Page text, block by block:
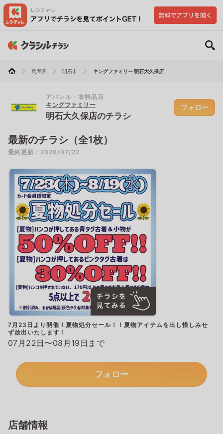
兵庫県 明石市 キングファミリー 明石大久保店
アパレル・衣料品店
キングファミリー
明石大久保店のチラシ
フォロー
最新のチラシ（全1枚）
最終更新：2026/07/22
7月23日より開催！夏物処分セール！！夏物アイテムを出し惜しみせ
ず放出いたします！
07月22日〜08月19日まで
フォロー
店舗情報